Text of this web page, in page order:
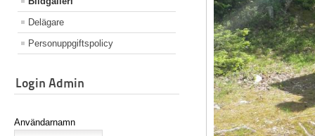
Delägare
Personuppgiftspolicy
Login Admin
Användarnamn